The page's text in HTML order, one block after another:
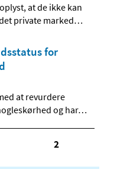
at de ikke kan
private marked…
for
at revurdere
og har…
2